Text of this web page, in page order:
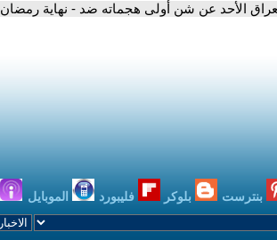
الأحد عن شن أولى هجماته ضد - نهاية رمضان
بنترست بلوكر فليبورد الموبايل